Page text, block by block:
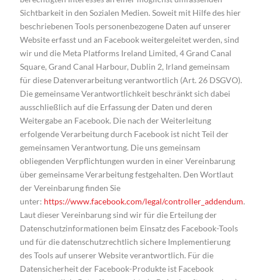
Sichtbarkeit in den Sozialen Medien. Soweit mit Hilfe des hier
beschriebenen Tools personenbezogene Daten auf unserer
Website erfasst und an Facebook weitergeleitet werden, sind
wir und die Meta Platforms Ireland Limited, 4 Grand Canal
Square, Grand Canal Harbour, Dublin 2, Irland gemeinsam
für diese Datenverarbeitung verantwortlich (Art. 26 DSGVO).
Die gemeinsame Verantwortlichkeit beschränkt sich dabei
ausschließlich auf die Erfassung der Daten und deren
Weitergabe an Facebook. Die nach der Weiterleitung
erfolgende Verarbeitung durch Facebook ist nicht Teil der
gemeinsamen Verantwortung. Die uns gemeinsam
obliegenden Verpflichtungen wurden in einer Vereinbarung
über gemeinsame Verarbeitung festgehalten. Den Wortlaut
der Vereinbarung finden Sie
unter: https://www.facebook.com/legal/controller_addendum.
Laut dieser Vereinbarung sind wir für die Erteilung der
Datenschutzinformationen beim Einsatz des Facebook-Tools
und für die datenschutzrechtlich sichere Implementierung
des Tools auf unserer Website verantwortlich. Für die
Datensicherheit der Facebook-Produkte ist Facebook